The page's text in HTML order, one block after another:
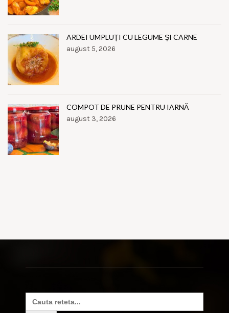
ARDEI UMPLUȚI CU LEGUME ȘI CARNE
august 5, 2026
COMPOT DE PRUNE PENTRU IARNĂ
august 3, 2026
Search
for: